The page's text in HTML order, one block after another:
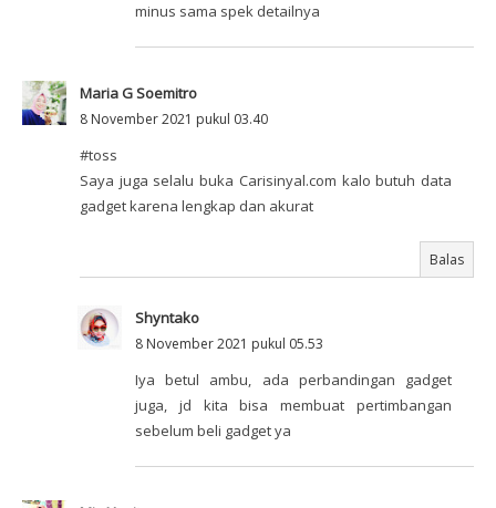
minus sama spek detailnya
Maria G Soemitro
8 November 2021 pukul 03.40
#toss
Saya juga selalu buka Carisinyal.com kalo butuh data
gadget karena lengkap dan akurat
Balas
Shyntako
8 November 2021 pukul 05.53
Iya betul ambu, ada perbandingan gadget
juga, jd kita bisa membuat pertimbangan
sebelum beli gadget ya